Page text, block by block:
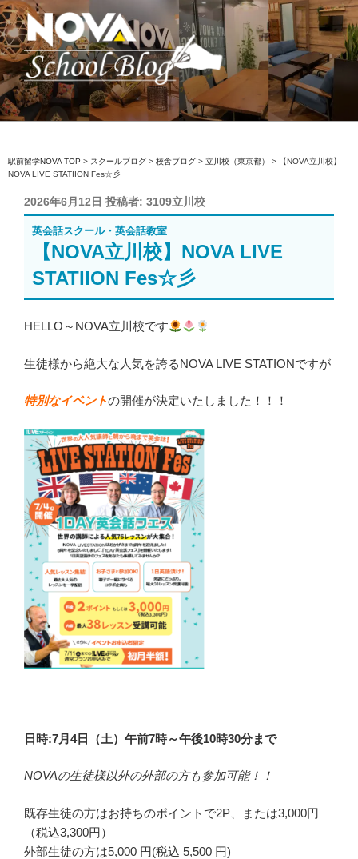
コ
ン
テ
ン
ツ
へ
ス
ッ
プ
駅前留学NOVA【公式】スクールブロ
英会話スクール・英会話教室
駅前留学NOVA TOP > スクールブログ > 校舎ブログ > 立川校（東京都） >
【NOVA立川校】
NOVA LIVE STATIION Fes☆彡
投
稿
日:
2026年6月12日 投稿者: 3109立川校
英会話スクール・英会話教室
【NOVA立川校】NOVA LIVE
STATIION Fes☆彡
HELLO～NOVA立川校です
生徒様から絶大な人気を誇るNOVA LIVE STATIONですが
特別なイベントの開催が決定いたしました！！！
日時:7月4日（土） 午前7時～午後10時30分まで
NOVAの生徒様以外の外部の方も参加可能！！
既存生徒の方はお持ちのポイントで2P、または3,000円
（税込3,300円）
外部生徒の方は5,000 円(税込 5,500 円)